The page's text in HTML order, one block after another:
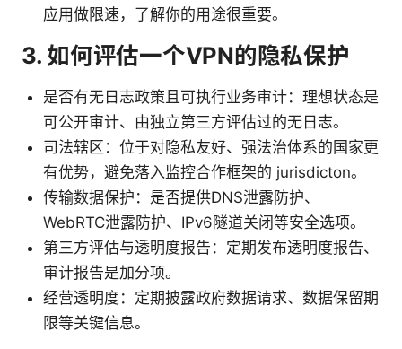
应用做限速，了解你的用途很重要。
3. 如何评估一个VPN的隐私保护
是否有无日志政策且可执行业务审计：理想状态是
可公开审计、由独立第三方评估过的无日志。
司法辖区：位于对隐私友好、强法治体系的国家更
有优势，避免落入监控合作框架的 jurisdicton。
传输数据保护：是否提供DNS泄露防护、
WebRTC泄露防护、IPv6隧道关闭等安全选项。
第三方评估与透明度报告：定期发布透明度报告、
审计报告是加分项。
经营透明度：定期披露政府数据请求、数据保留期
限等关键信息。